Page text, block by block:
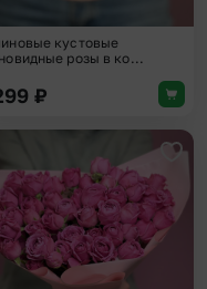
кустовые
розы в ко...
₽
в избранное